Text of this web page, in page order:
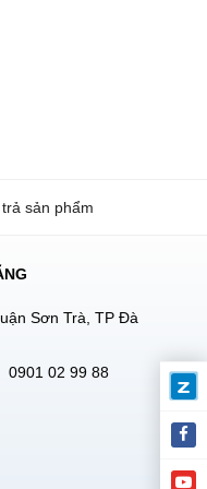
sản phẩm
Sơn Trà, TP Đà
0901 02 99 88